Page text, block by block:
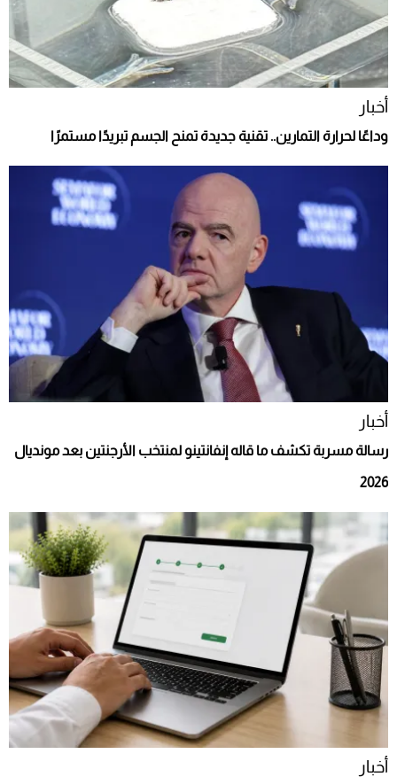
أخبار
وداعًا لحرارة التمارين.. تقنية جديدة تمنح الجسم تبريدًا مستمرًا
أخبار
رسالة مسربة تكشف ما قاله إنفانتينو لمنتخب الأرجنتين بعد مونديال
2026
أخبار